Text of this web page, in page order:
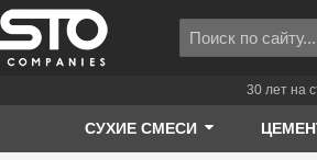
30 лет на
СУХИЕ СМЕСИ